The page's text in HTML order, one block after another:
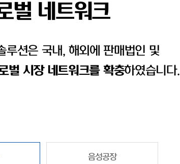
벌 네트워크
루션은 국내, 해외에 판매법인 및
벌 시장 네트워크를 확충하였습니다.
음성공장